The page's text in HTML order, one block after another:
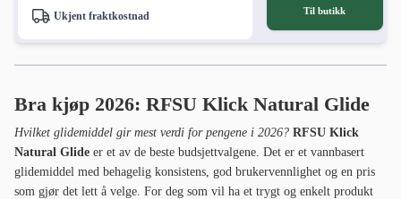
Ukjent fraktkostnad Til butikk
Bra kjøp 2026: RFSU Klick Natural Glide
Hvilket glidemiddel gir mest verdi for pengene i 2026? RFSU Klick
Natural Glide er et av de beste budsjettvalgene. Det er et vannbasert
glidemiddel med behagelig konsistens, god brukervennlighet og en pris
som gjør det lett å velge. For deg som vil ha et trygt og enkelt produkt